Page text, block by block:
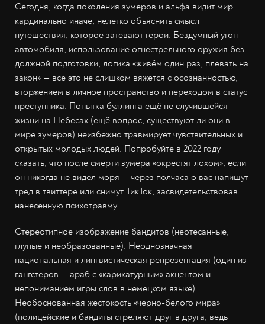
Сегодня, когда поколения зумеров и альфа видит мир
кардинально иначе, нелегко объяснить смысл
путешествия, которое затевают герои. Бездумный угон
автомобиля, использование огнестрельного оружия без
должной подготовки, логика «живём один раз, плевать на
закон» — всё это не слишком вяжется с осознанностью,
вторжением в личное пространство и переходом в статус
преступника. Попытка буллинга ещё не случившейся
жизни на Небесах (ещё вопрос, существуют ли они в
мире зумеров) неизбежно травмирует чувствительных и
открытых молодых людей. Попробуйте в 2022 году
сказать, что после смерти зумера «окрестят лохом», если
он никогда не видел моря — через полчаса о вас напишут
тред в твиттере или снимут ТикТок, засвидетельствовав
нанесенную психотравму.
Стереотипное изображение бандитов (неотесанные,
глупые и необразованные). Неоднозначная
национальная и лингвистическая репрезентация (один из
гангстеров — араб с «карикатурным» акцентом и
непониманием игры слов в немецком языке).
Необоснованная жестокость «чёрно-белого мира»
(полицейские и бандиты стреляют друг в друга, ведь